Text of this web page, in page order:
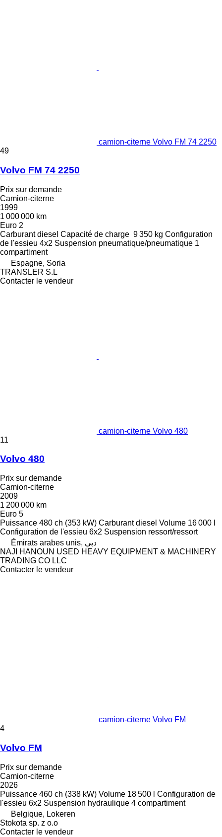
camion-citerne Volvo FM 74 2250
49
Volvo FM 74 2250
Prix sur demande
Camion-citerne
1999
1 000 000 km
Euro 2
Carburant diesel Capacité de charge 9 350 kg Configuration
de l'essieu 4x2 Suspension pneumatique/pneumatique 1
compartiment
Espagne, Soria
TRANSLER S.L
Contacter le vendeur
camion-citerne Volvo 480
11
Volvo 480
Prix sur demande
Camion-citerne
2009
1 200 000 km
Euro 5
Puissance 480 ch (353 kW) Carburant diesel Volume 16 000 l
Configuration de l'essieu 6x2 Suspension ressort/ressort
Émirats arabes unis, دبي
NAJI HANOUN USED HEAVY EQUIPMENT & MACHINERY
TRADING CO LLC
Contacter le vendeur
camion-citerne Volvo FM
4
Volvo FM
Prix sur demande
Camion-citerne
2026
Puissance 460 ch (338 kW) Volume 18 500 l
Configuration de
l'essieu 6x2 Suspension hydraulique 4 compartiment
Belgique, Lokeren
Stokota sp. z o.o
Contacter le vendeur